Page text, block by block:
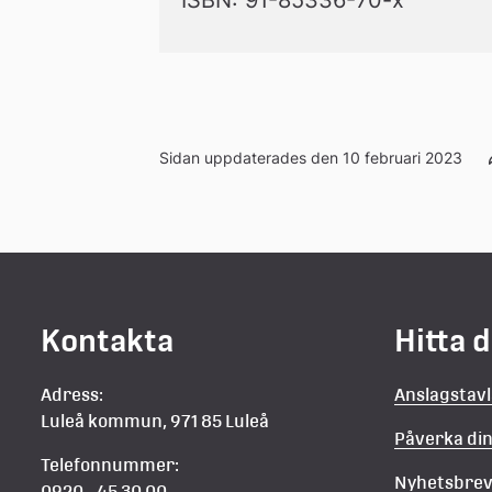
Sidan uppdaterades den 10 februari 2023
Kontakta
Adress:
Luleå kommun, 971 85 Luleå
Telefonnummer:
Hitta
Påverka